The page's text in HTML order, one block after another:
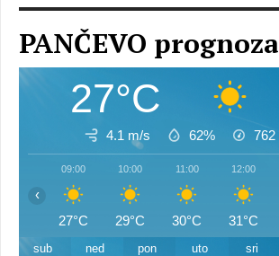
PANČEVO prognoza
27°C
4.1 m/s 62% 762
09:00
27°C
10:00
29°C
11:00
30°C
12:00
31°C
‹
sub ned pon uto sri